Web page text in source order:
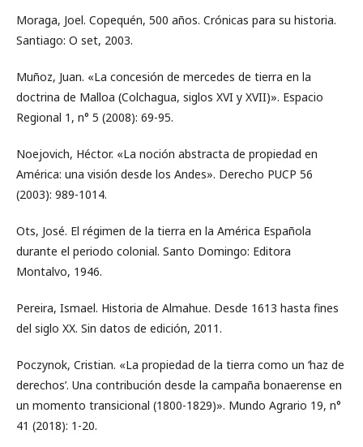
Moraga, Joel. Copequén, 500 años. Crónicas para su historia.
Santiago: O set, 2003.
Muñoz, Juan. «La concesión de mercedes de tierra en la
doctrina de Malloa (Colchagua, siglos XVI y XVII)». Espacio
Regional 1, n° 5 (2008): 69-95.
Noejovich, Héctor. «La noción abstracta de propiedad en
América: una visión desde los Andes». Derecho PUCP 56
(2003): 989-1014.
Ots, José. El régimen de la tierra en la América Española
durante el periodo colonial. Santo Domingo: Editora
Montalvo, 1946.
Pereira, Ismael. Historia de Almahue. Desde 1613 hasta fines
del siglo XX. Sin datos de edición, 2011.
Poczynok, Cristian. «La propiedad de la tierra como un ‘haz de
derechos’. Una contribución desde la campaña bonaerense en
un momento transicional (1800-1829)». Mundo Agrario 19, n°
41 (2018): 1-20.